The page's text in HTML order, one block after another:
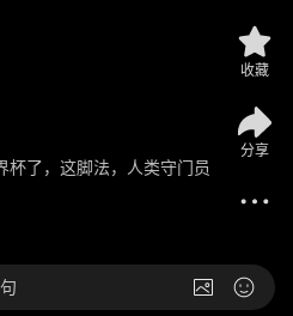
杯了，这脚法，人类守门员
收藏
分享